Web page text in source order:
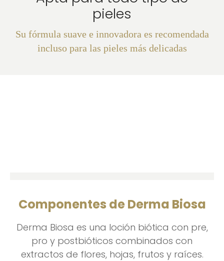
pieles
Su fórmula suave e innovadora es recomendada
incluso para las pieles más delicadas
Componentes de Derma Biosa
Derma Biosa es una loción biótica con pre,
pro y postbióticos combinados con
extractos de flores, hojas, frutos y raíces.